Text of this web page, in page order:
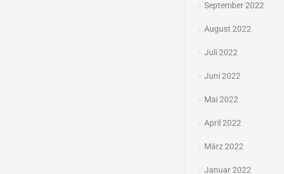
September 2022
August 2022
Juli 2022
Juni 2022
Mai 2022
April 2022
März 2022
Januar 2022